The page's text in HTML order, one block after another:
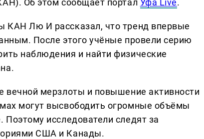
КАН Лю И рассказал, что тренд впервые
После этого учёные провели серию
наблюдения и найти физические
вечной мерзлоты и повышение активности
могут высвободить огромные объёмы
Поэтому исследователи следят за
США и Канады.